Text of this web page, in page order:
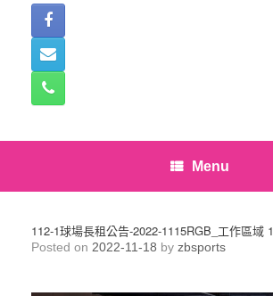
Menu
112-1球場長租公告-2022-1115RGB_工作區域 1
Posted on 2022-11-18 by zbsports